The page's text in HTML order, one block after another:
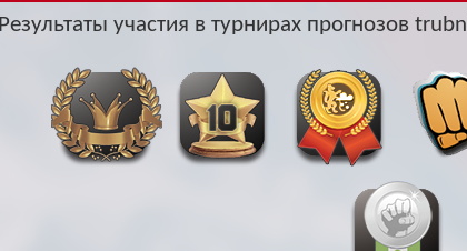
Результаты участия в турнирах прогнозов